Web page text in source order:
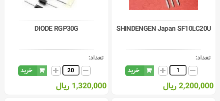
SHINDENGEN Japan SF10LC20U
تعداد:
خرید
2,200,000 ریال
DIODE RGP30G
تعداد:
خرید
1,320,000 ریال